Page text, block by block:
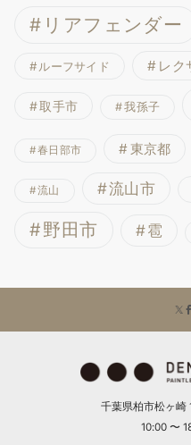
リアフェンダー
ルーフサイド レク
取手市 我孫子
春日部市 東京都
流山 流山市
野田市 雹
千葉県柏市松ヶ
10:00 〜